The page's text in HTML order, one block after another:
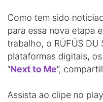
Como tem sido
para essa nova etapa
trabalho, o RÜFÜS DU
plataformas digitais, os
“Next to Me“,
Assista ao clipe no